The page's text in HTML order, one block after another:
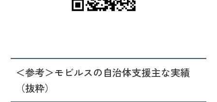
＜参考＞モビルスの自治体支援主な実績
（抜粋）